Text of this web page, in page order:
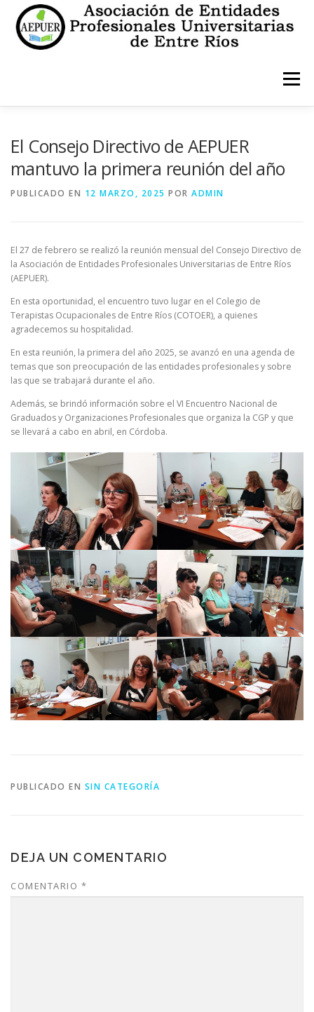
contenido
Menú
El Consejo Directivo de AEPUER
mantuvo la primera reunión del año
PUBLICADO EN 12 MARZO, 2025 POR ADMIN
El 27 de febrero se realizó la reunión mensual del Consejo Directivo de
la Asociación de Entidades Profesionales Universitarias de Entre Ríos
(AEPUER).
En esta oportunidad, el encuentro tuvo lugar en el Colegio de
Terapistas Ocupacionales de Entre Ríos (COTOER), a quienes
agradecemos su hospitalidad.
En esta reunión, la primera del año 2025, se avanzó en una agenda de
temas que son preocupación de las entidades profesionales y sobre
las que se trabajará durante el año.
Además, se brindó información sobre el VI Encuentro Nacional de
Graduados y Organizaciones Profesionales que organiza la CGP y que
se llevará a cabo en abril, en Córdoba.
PUBLICADO EN SIN CATEGORÍA
DEJA UN COMENTARIO
COMENTARIO *